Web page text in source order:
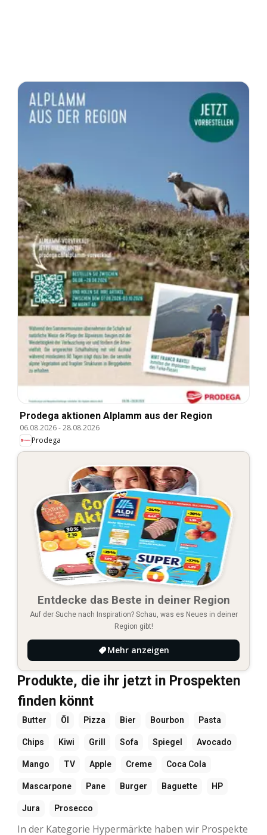
Prodega aktionen Alplamm aus der Region
06.08.2026-28.08.2026
Prodega
Entdecke das Beste in deiner Region
Auf der Suche nach Inspiration? Schau, was es Neues in deiner
Region gibt!
Mehr anzeigen
Produkte, die ihr jetzt in Prospekten
finden könnt
Butter Öl Pizza Bier Bourbon Pasta
Chips Kiwi Grill Sofa Spiegel Avocado
Mango TV Apple Creme Coca Cola
Mascarpone Pane Burger Baguette HP
Jura Prosecco
In der Kategorie Hypermärkte haben wir Prospekte